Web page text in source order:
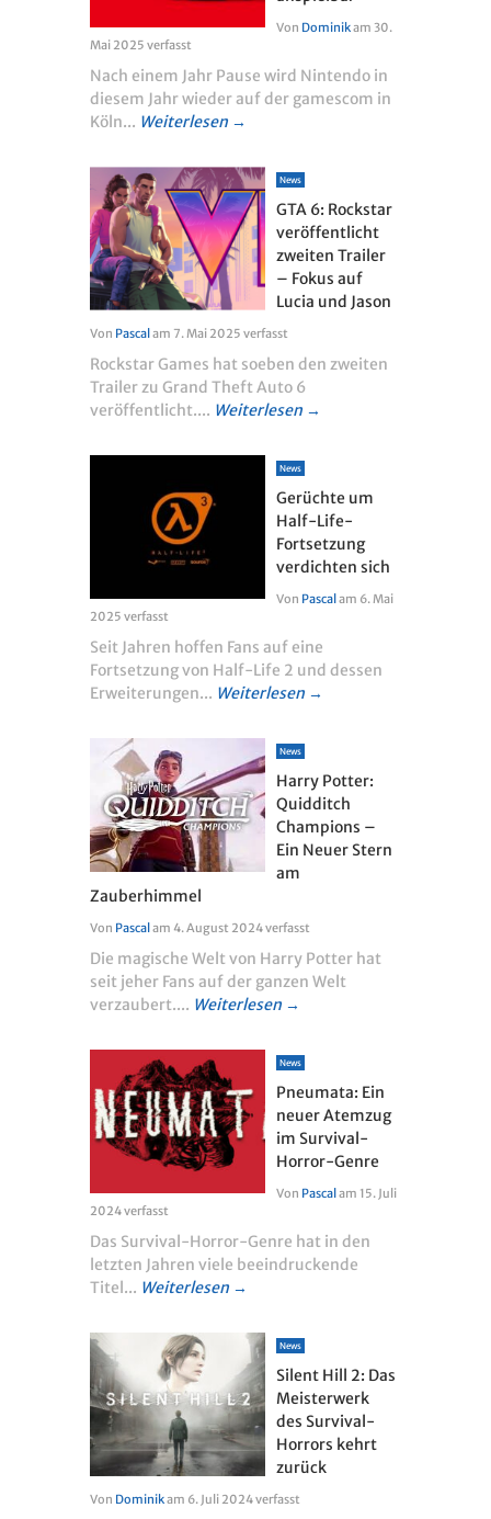
Von Dominikam 30.
Mai 2025 verfasst
Nach einem Jahr Pause wird Nintendo in
diesem Jahr wieder auf der gamescom in
Köln... Weiterlesen →
News
GTA 6: Rockstar
veröffentlicht
zweiten Trailer
– Fokus auf
Lucia und Jason
Von Pascal am 7. Mai 2025 verfasst
Rockstar Games hat soeben den zweiten
Trailer zu Grand Theft Auto 6
veröffentlicht.... Weiterlesen →
News
Gerüchte um
Half-Life-
Fortsetzung
verdichten sich
Von Pascal am 6. Mai
2025 verfasst
Seit Jahren hoffen Fans auf eine
Fortsetzung von Half-Life 2 und dessen
Erweiterungen... Weiterlesen →
News
Harry Potter:
Quidditch
Champions –
Ein Neuer Stern
am
Zauberhimmel
Von Pascal am 4. August 2024verfasst
Die magische Welt von Harry Potter hat
seit jeher Fans auf der ganzen Welt
verzaubert.... Weiterlesen →
News
Pneumata: Ein
neuer Atemzug
im Survival-
Horror-Genre
Von Pascal am 15. Juli
2024verfasst
Das Survival-Horror-Genre hat in den
letzten Jahren viele beeindruckende
Titel... Weiterlesen →
News
Silent Hill 2: Das
Meisterwerk
des Survival-
Horrors kehrt
zurück
Von Dominikam 6. Juli 2024verfasst